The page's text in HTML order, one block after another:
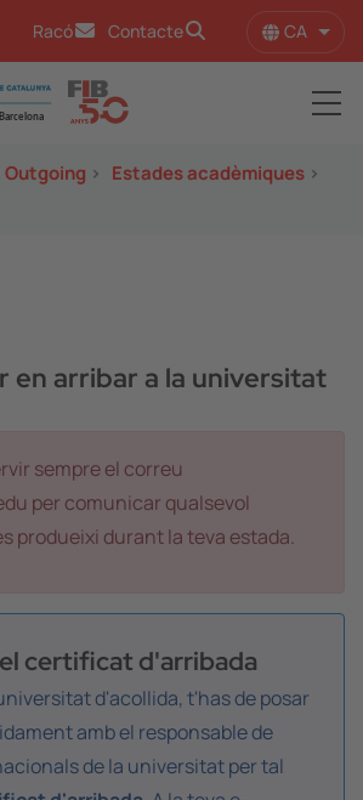
Racó Contacte CA
Outgoing > Estades acadèmiques >
en arribar a la universitat
sempre el correu
per comunicar qualsevol
produeixi durant la teva estada.
el certificat d'arribada
d'acollida, t'has de posar
amb el responsable de
de la universitat per tal